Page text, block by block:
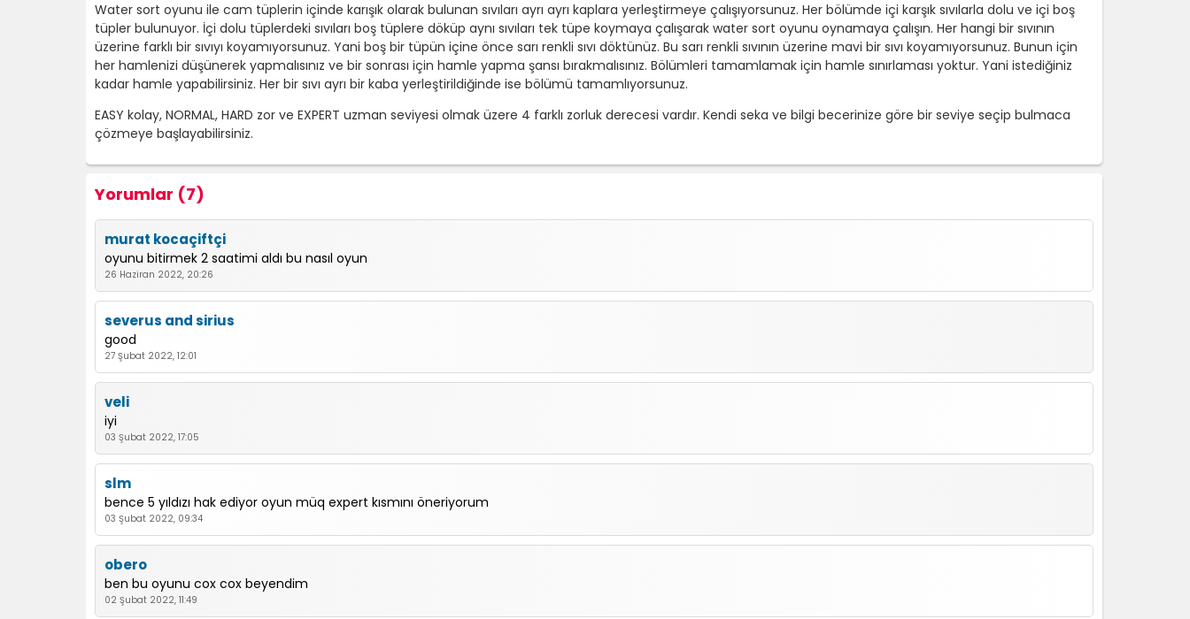
Water sort oyunu ile cam tüplerin içinde karışık olarak bulunan sıvıları ayrı ayrı kaplara yerleştirmeye çalışıyorsunuz. Her bölümde içi karşık sıvılarla dolu ve içi boş
tüpler bulunuyor. İçi dolu tüplerdeki sıvıları boş tüplere döküp aynı sıvıları tek tüpe koymaya çalışarak water sort oyunu oynamaya çalışın. Her hangi bir sıvının
üzerine farklı bir sıvıyı koyamıyorsunuz. Yani boş bir tüpün içine önce sarı renkli sıvı döktünüz. Bu sarı renkli sıvının üzerine mavi bir sıvı koyamıyorsunuz. Bunun için
her hamlenizi düşünerek yapmalısınız ve bir sonrası için hamle yapma şansı bırakmalısınız. Bölümleri tamamlamak için hamle sınırlaması yoktur. Yani istediğiniz
kadar hamle yapabilirsiniz. Her bir sıvı ayrı bir kaba yerleştirildiğinde ise bölümü tamamlıyorsunuz.
EASY kolay, NORMAL, HARD zor ve EXPERT uzman seviyesi olmak üzere 4 farklı zorluk derecesi vardır. Kendi seka ve bilgi becerinize göre bir seviye seçip bulmaca
çözmeye başlayabilirsiniz.
Yorumlar (7)
murat kocaçiftçi
oyunu bitirmek 2 saatimi aldı bu nasıl oyun
26 Haziran 2022, 20:26
severus and sirius
good
27 Şubat 2022, 12:01
veli
iyi
03 Şubat 2022, 17:05
slm
bence 5 yıldızı hak ediyor oyun müq expert kısmını öneriyorum
03 Şubat 2022, 09:34
obero
ben bu oyunu cox cox beyendim
02 Şubat 2022, 11:49